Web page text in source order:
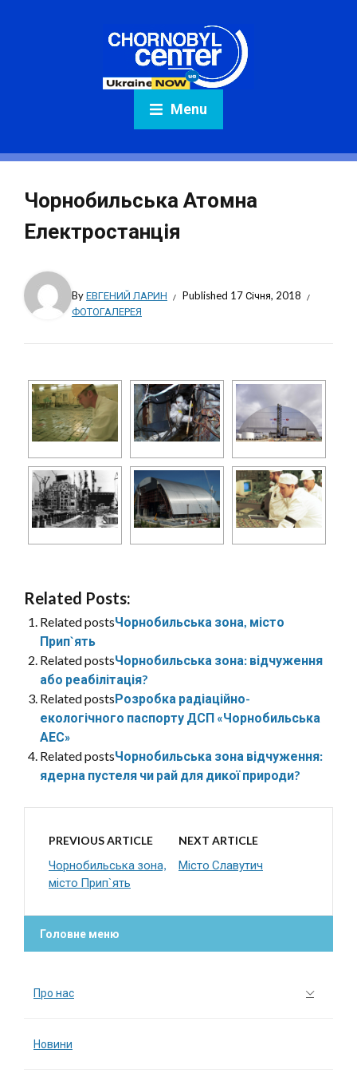
Menu
Чорнобильська Атомна
Електростанція
ByЕВГЕНИЙ ЛАРИН Published 17 Січня, 2018
ФОТОГАЛЕРЕЯ
Related Posts:
Related postsЧорнобильська зона, місто
Прип`ять
Related postsЧорнобильська зона: відчуження
або реабілітація?
Related postsРозробка радіаційно-
екологічного паспорту ДСП «Чорнобильська
АЕС»
Related postsЧорнобильська зона відчуження:
ядерна пустеля чи рай для дикої природи?
PREVIOUS ARTICLE
Чорнобильська зона,
місто Прип`ять
NEXT ARTICLE
Місто Славутич
Головне меню
Про нас
Новини